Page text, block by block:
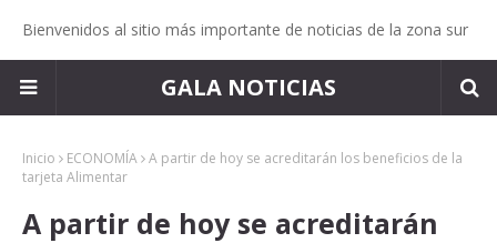
Bienvenidos al sitio más importante de noticias de la zona sur
GALA NOTICIAS
Inicio ECONOMÍA A partir de hoy se acreditarán los beneficios de la
tarjeta Alimentar
A partir de hoy se acreditarán